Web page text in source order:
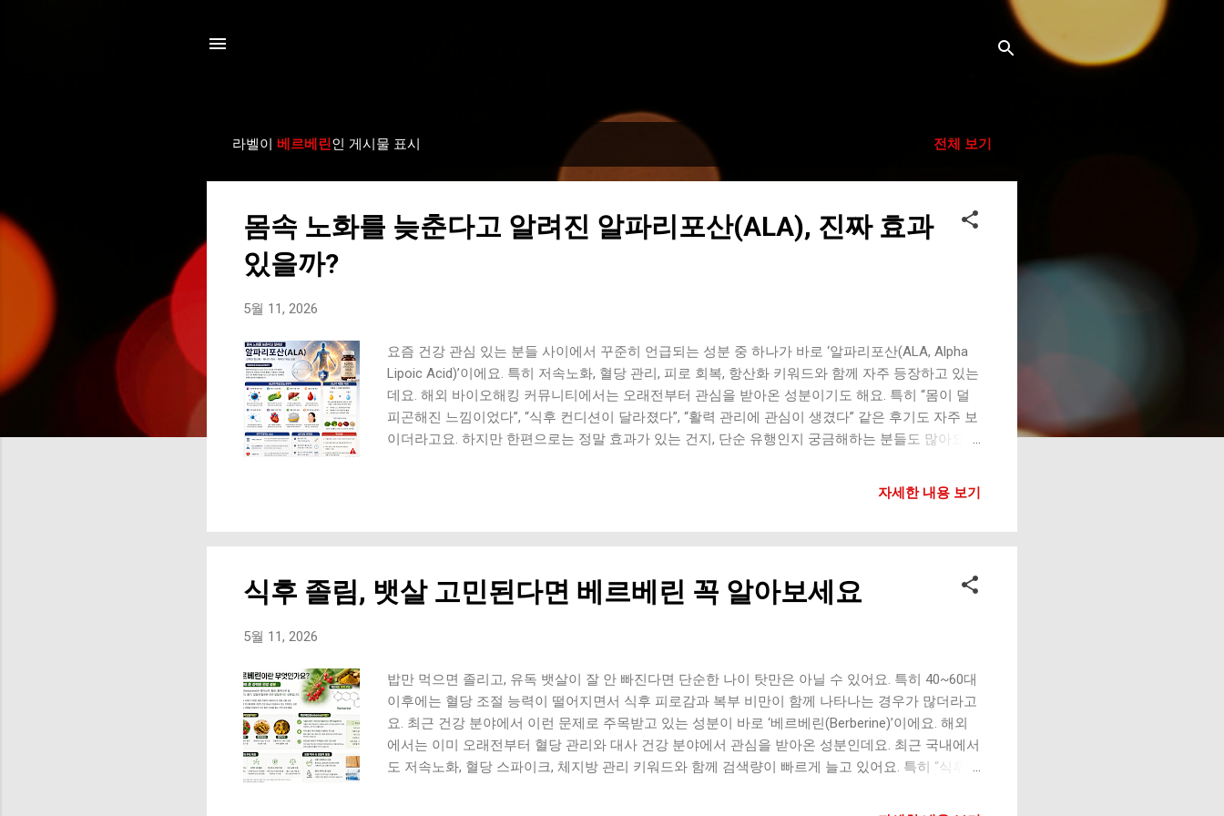
라벨이 베르베린인 게시물 표시 전체 보기
몸속 노화를 늦춘다고 알려진 알파리포산(ALA), 진짜 효과
있을까?
5월 11, 2026
요즘 건강 관심 있는 분들 사이에서 꾸준히 언급되는 성분 중 하나가 바로 ‘알파리포산(ALA, Alpha
Lipoic Acid)’이에요. 특히 저속노화, 혈당 관리, 피로 회복, 항산화 키워드와 함께 자주 등장하고 있는
데요. 해외 바이오해킹 커뮤니티에서는 오래전부터 관심을 받아온 성분이기도 해요. 특히 “몸이 덜
피곤해진 느낌이었다”, “식후 컨디션이 달라졌다”, “활력 관리에 관심이 생겼다” 같은 후기도 자주 보
이더라고요. 하지만 한편으로는 정말 효과가 있는 건지, 단순 유행인지 궁금해하는 분들도 많아요.
관여하는 항산화 성분 중 하나예요. 원래 몸속에도 소량 존재하지만, 나이가 들수록 감소할 수 있다
포산은 ‘항산화’ 분야에서 자주 이야기돼요. 쉽게 말하면 몸속 세포가 산화 스트레스로 손상되는 것
수 있는데요. 이 과정을 많은 전문가들이 노화와 연결해서 설명하곤 해요. 그래서 최근에는 단순 영
은 생활 습관도 영향을 줄 수 있다고 알려져 있어요. 알파리포산은 이런 산화 스트레스와 관련된 연
구에서 자주 언급돼요. 특히 비타민C, 비타민E 같은 항산화 시스템과 함께 이야기되는 경우도 많더
라고요. 많은 분이 노화를 단순히 피부 문제로 ...
자세한 내용 보기
식후 졸림, 뱃살 고민된다면 베르베린 꼭 알아보세요
5월 11, 2026
밥만 먹으면 졸리고, 유독 뱃살이 잘 안 빠진다면 단순한 나이 탓만은 아닐 수 있어요. 특히 40~60대
이후에는 혈당 조절 능력이 떨어지면서 식후 피로감과 복부 비만이 함께 나타나는 경우가 많더라고
요. 최근 건강 분야에서 이런 문제로 주목받고 있는 성분이 바로 ‘베르베린(Berberine)’이에요. 해외
에서는 이미 오래전부터 혈당 관리와 대사 건강 분야에서 관심을 받아온 성분인데요. 최근 국내에서
도 저속노화, 혈당 스파이크, 체지방 관리 키워드와 함께 검색량이 빠르게 늘고 있어요. 특히 “식후
요. 베르베린이란 무엇인가요? 베르베린은 황련, 매자나무 같은 식물에서 추출되는 천연 성분이에